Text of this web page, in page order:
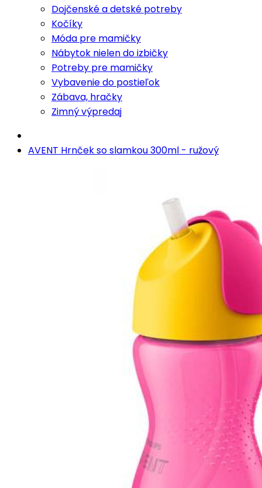
Dojčenské a detské potreby
Kočíky
Móda pre mamičky
Nábytok nielen do izbičky
Potreby pre mamičky
Vybavenie do postieľok
Zábava, hračky
Zimný výpredaj
AVENT Hrnček so slamkou 300ml - ružový